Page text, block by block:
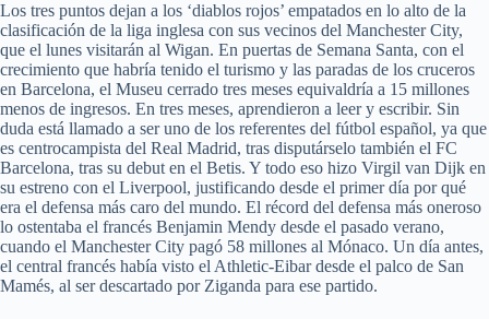
Los tres puntos dejan a los ‘diablos rojos’ empatados en lo alto de la
clasificación de la liga inglesa con sus vecinos del Manchester City,
que el lunes visitarán al Wigan. En puertas de Semana Santa, con el
crecimiento que habría tenido el turismo y las paradas de los cruceros
en Barcelona, el Museu cerrado tres meses equivaldría a 15 millones
menos de ingresos. En tres meses, aprendieron a leer y escribir. Sin
duda está llamado a ser uno de los referentes del fútbol español, ya que
es centrocampista del Real Madrid, tras disputárselo también el FC
Barcelona, tras su debut en el Betis. Y todo eso hizo Virgil van Dijk en
su estreno con el Liverpool, justificando desde el primer día por qué
era el defensa más caro del mundo. El récord del defensa más oneroso
lo ostentaba el francés Benjamin Mendy desde el pasado verano,
cuando el Manchester City pagó 58 millones al Mónaco. Un día antes,
el central francés había visto el Athletic-Eibar desde el palco de San
Mamés, al ser descartado por Ziganda para ese partido.